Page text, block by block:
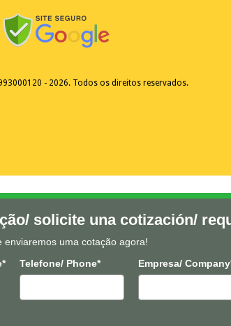
- 2026. Todos os direitos reservados.
solicite una cotización/
enviaremos uma cotação agora!
Telefone/ Phone* Empresa/